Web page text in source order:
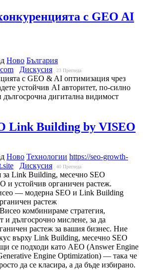
с GEO AI
Ново България
Дискусия 23 Прегледа
с GEO & AI оптимизация чрез
устойчив AI авторитет, по-силно
дигитална видимост
Link Building by VISEO
Ново Технологии https://seo-growth-
Дискусия 40 Прегледа
Link Building, месечно SEO
и устойчив органичен растеж.
— модерна SEO и Link Building
растеж
комбинираме стратегия,
и дългосрочно мислене, за да
растеж за вашия бизнес. Ние
върху Link Building, месечно SEO
се подходи като AEO (Answer Engine
Engine Optimization) — така че
да се класира, а да бъде избирано.